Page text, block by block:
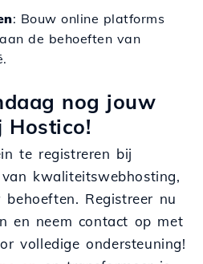
: Bouw online platforms
de behoeften van
nog jouw
Hostico!
te registreren bij
kwaliteitswebhosting,
Registreer nu
en neem contact op met
volledige ondersteuning!